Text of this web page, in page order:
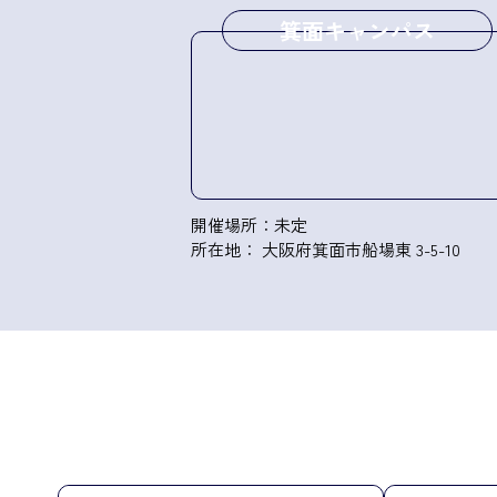
箕面キャンパス
開催場所：未定
所在地： 大阪府箕面市船場東 3-5-10